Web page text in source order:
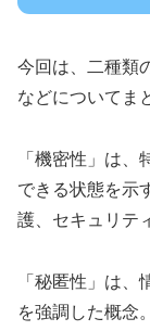
今回は、二種類
などについてま
「機密性」は
できる状態を示
護、セキュリテ
「秘匿性」は
を強調した概念